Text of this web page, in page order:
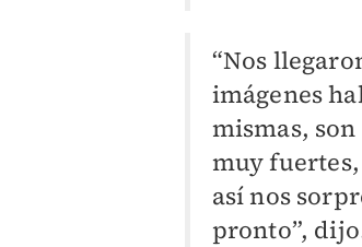
“Nos
imágenes
mismas,
muy
así nos
pronto”,